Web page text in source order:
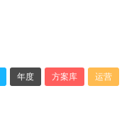
年度 方案库 运营